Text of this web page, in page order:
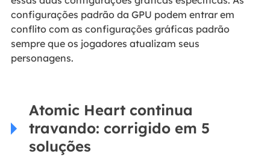
configurações padrão da GPU podem entrar em
conflito com as configurações gráficas padrão
sempre que os jogadores atualizam seus
personagens.
Atomic Heart continua
travando: corrigido em 5
soluções